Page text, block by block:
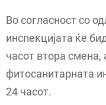
Во согласност со
инспекцијата ќе
часот втора смена,
фитосанитарната
24 часот.